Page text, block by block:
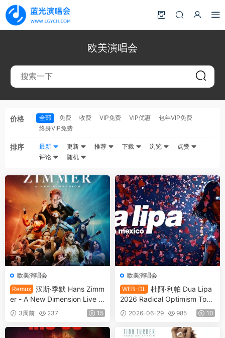
欧美演唱会
价格 全部 免费 收费 VIP免费 VIP优惠
包年VIP免费
终身VIP免费
排序 最新 更新 推荐 下载 浏览
点赞
评论
随机
欧美演唱会
Remux 汉斯·季默 Hans Zimm
er - A New Dimension Live in
Krakow (Part II) 2026 [Remu
x MKV 33.6GB]
3周前 237 15
欧美演唱会
WEB-DL 杜阿·利帕 Dua Lipa
2026 Radical Optimism Tour
Finale [WEB-DL 4K MKV 11.4
GB]
2026-06-29 985 10